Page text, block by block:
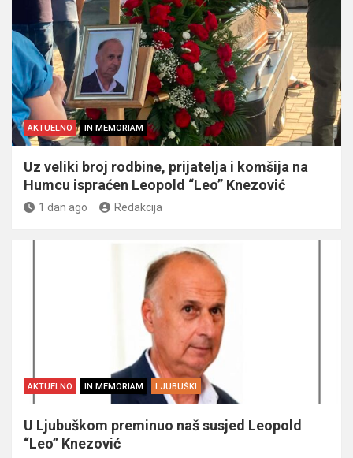
AKTUELNO IN MEMORIAM
Uz veliki broj rodbine, prijatelja i komšija na
Humcu ispraćen Leopold “Leo” Knezović
1 dan ago Redakcija
AKTUELNO IN MEMORIAM LJUBUŠKI
U Ljubuškom preminuo naš susjed Leopold
“Leo” Knezović